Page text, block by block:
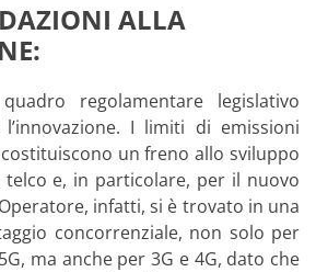
ALLA
regolamentare legislativo
I limiti di emissioni
un freno allo sviluppo
e, in particolare, per il nuovo
infatti, si è trovato in una
concorrenziale, non solo per
ma anche per 3G e 4G, dato che